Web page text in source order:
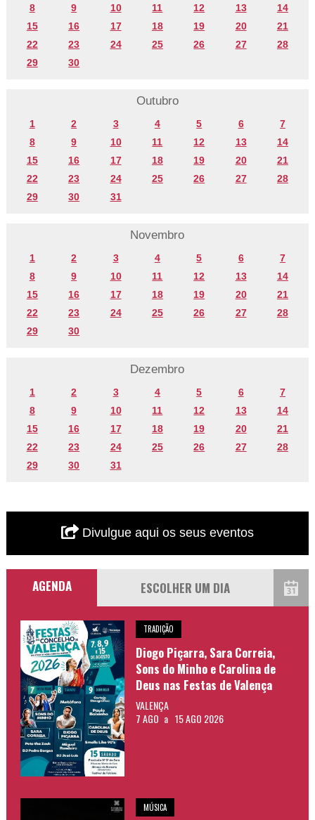
8 9 10 11 12 13
14
15
16 17 18 19 20
21
22
23 24 25 26 27
28
29
30
Outubro
1 2 3 4 5 6
7
8
9 10 11 12 13
14
15
16 17 18 19 20
21
22
23 24 25 26 27
28
29
30 31
Novembro
1 2 3 4 5 6
7
8
9 10 11 12 13
14
15
16 17 18 19 20
21
22
23 24 25 26 27
28
29
30
Dezembro
1 2 3 4 5 6
7
8
9 10 11 12 13
14
15
16 17 18 19 20
21
22
23 24 25 26 27
28
29
30 31
Divulgue aqui os seus eventos
AGENDA
TRADIÇÃO
Diogo Piçarra, Sara Correia,
Sons do Minho e Carolina de
Deus nas Festas de Valença
VALENÇA
7 AGO a 15 AGO 2026
MÚSICA